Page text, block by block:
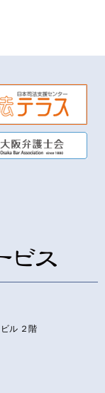
ル ２階